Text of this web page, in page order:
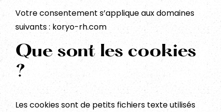
Votre consentement s’applique aux domaines
suivants : koryo-rh.com
Que sont les cookies
?
Les cookies sont de petits fichiers texte utilisés